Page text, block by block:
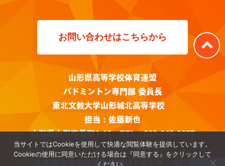
お問い合わせはこちらから
山形県高等学校体育連盟
バドミントン専門部 委員長
東北文教大学山形城北高等学校
担当：佐藤新也
山形県山形市肴町1-13 TEL：023-645-3377
©山形県高等学校体育連盟バドミントン専門部
当サイトではCookieを使用して快適な閲覧体験を提供しています。
Cookieの使用に同意いただける場合は『同意する』をクリックして
ください。